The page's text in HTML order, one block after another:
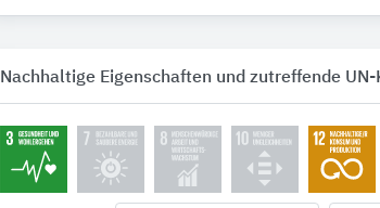
Nachhaltige Eigenschaften und zutreffende